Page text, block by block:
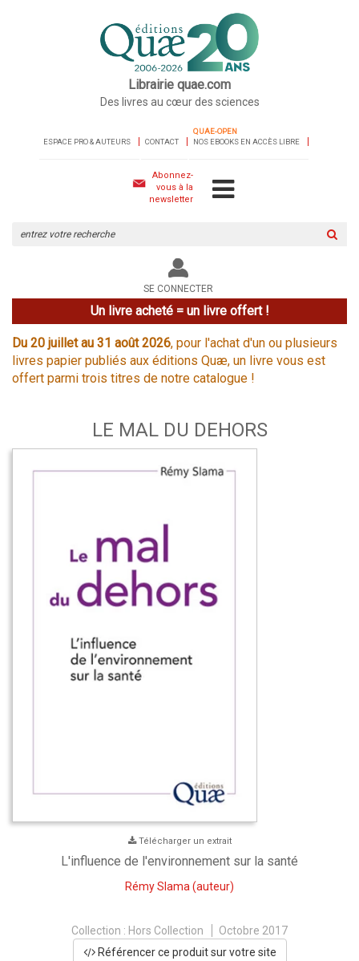
Librairie quae.com
Des livres au cœur des sciences
ESPACE PRO & AUTEURS CONTACT
QUAE-OPEN
NOS EBOOKS EN ACCÈS LIBRE
Abonnez-
vous à la
newsletter
le
site
SE CONNECTER
Un livre acheté = un livre offert !
Du 20 juillet au 31 août 2026, pour l'achat d'un ou plusieurs
livres papier publiés aux éditions Quæ, un livre vous est
offert parmi trois titres de notre catalogue !
LE MAL DU DEHORS
Télécharger un extrait
L'influence de l'environnement sur la santé
Rémy Slama (auteur)
Collection : Hors Collection
Octobre 2017
Référencer ce produit sur votre site